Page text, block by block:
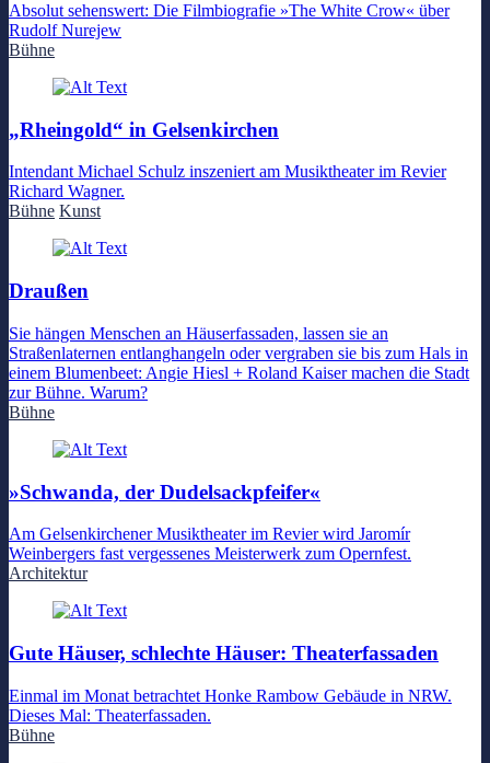
Absolut sehenswert: Die Filmbiografie »The White Crow« über
Rudolf Nurejew
Bühne
„Rheingold“ in Gelsenkirchen
Intendant Michael Schulz inszeniert am Musiktheater im Revier
Richard Wagner.
Bühne Kunst
Draußen
Sie hängen Menschen an Häuserfassaden, lassen sie an
Straßenlaternen entlanghangeln oder vergraben sie bis zum Hals in
einem Blumenbeet: Angie Hiesl + Roland Kaiser machen die Stadt
zur Bühne. Warum?
Bühne
»Schwanda, der Dudelsackpfeifer«
Am Gelsenkirchener Musiktheater im Revier wird Jaromír
Weinbergers fast vergessenes Meisterwerk zum Opernfest.
Architektur
Gute Häuser, schlechte Häuser: Theaterfassaden
Einmal im Monat betrachtet Honke Rambow Gebäude in NRW.
Dieses Mal: Theaterfassaden.
Bühne